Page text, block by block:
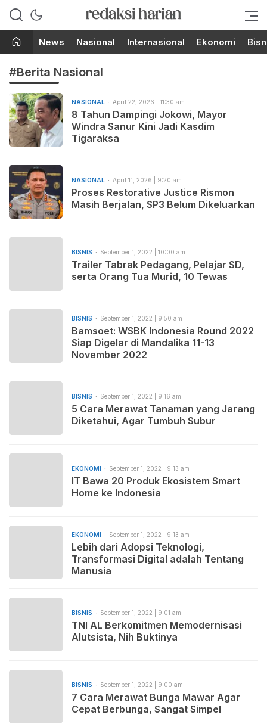
RedaksiHarian.com
Berita Terupdate dari Redaksi
News Nasional Internasional Ekonomi
#Berita Nasional
NASIONAL April 22, 2026 | 11:30 am
8 Tahun Dampingi Jokowi, Mayor
Windra Sanur Kini Jadi Kasdim
Tigaraksa
NASIONAL April 11, 2026 | 9:20 am
Proses Restorative Justice Rismon
Masih Berjalan, SP3 Belum Dikeluarkan
BISNIS September 1, 2022 | 10:00 am
Trailer Tabrak Pedagang, Pelajar SD,
serta Orang Tua Murid, 10 Tewas
BISNIS September 1, 2022 | 9:50 am
Bamsoet: WSBK Indonesia Round 2022
Siap Digelar di Mandalika 11-13
November 2022
BISNIS September 1, 2022 | 9:16 am
5 Cara Merawat Tanaman yang Jarang
Diketahui, Agar Tumbuh Subur
EKONOMI September 1, 2022 | 9:13 am
IT Bawa 20 Produk Ekosistem Smart
Home ke Indonesia
EKONOMI September 1, 2022 | 9:13 am
Lebih dari Adopsi Teknologi,
Transformasi Digital adalah Tentang
Manusia
BISNIS September 1, 2022 | 9:01 am
TNI AL Berkomitmen Memodernisasi
Alutsista, Nih Buktinya
BISNIS September 1, 2022 | 9:00 am
7 Cara Merawat Bunga Mawar Agar
Cepat Berbunga, Sangat Simpel